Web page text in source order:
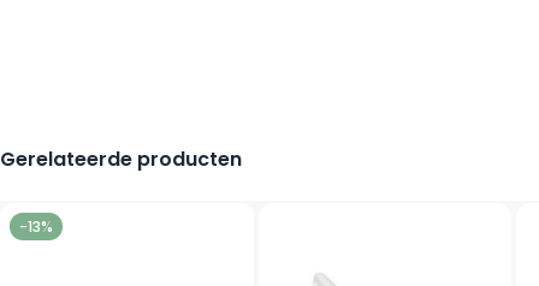
Gerelateerde producten
Navigating through the elements of the carousel is possible
Press to skip carousel
Press to go to carousel navigation
-13%